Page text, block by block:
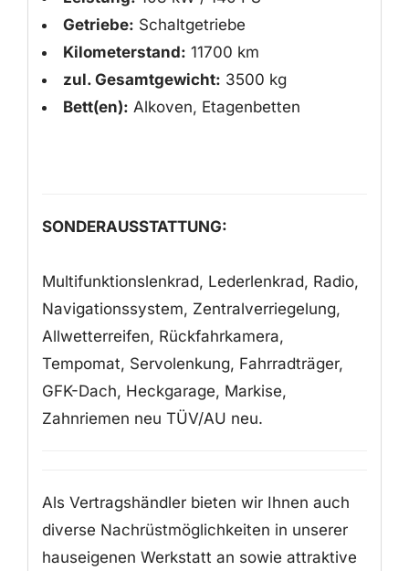
Getriebe: Schaltgetriebe
Kilometerstand: 11700 km
zul. Gesamtgewicht: 3500 kg
Bett(en): Alkoven, Etagenbetten
SONDERAUSSTATTUNG:
Multifunktionslenkrad, Lederlenkrad, Radio,
Navigationssystem, Zentralverriegelung,
Allwetterreifen, Rückfahrkamera,
Tempomat, Servolenkung, Fahrradträger,
GFK-Dach, Heckgarage, Markise,
Zahnriemen neu TÜV/AU neu.
Als Vertragshändler bieten wir Ihnen auch
diverse Nachrüstmöglichkeiten in unserer
hauseigenen Werkstatt an sowie attraktive